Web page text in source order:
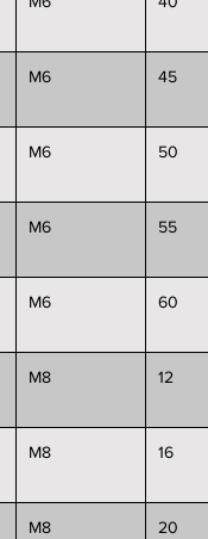
M6 45
M6 50
M6 55
M6 60
M8 12
M8 16
M8 20